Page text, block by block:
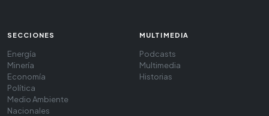
SECCIONES
Energía
Minería
Economía
Política
Medio Ambiente
Nacionales
MULTIMEDIA
Podcasts
Multimedia
Historias